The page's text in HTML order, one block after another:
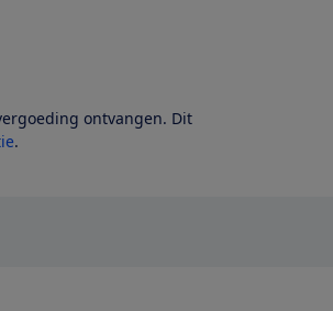
ontvangen. Dit
.